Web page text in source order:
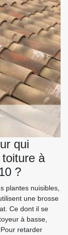
qui
à
?
plantes nuisibles,
une brosse
Ce dont il se
à basse,
retarder